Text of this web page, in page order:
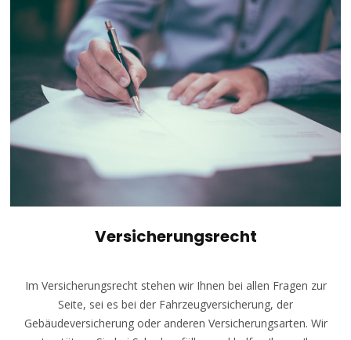
Versicherungsrecht
Im Versicherungsrecht stehen wir Ihnen bei allen Fragen zur
Seite, sei es bei der Fahrzeugversicherung, der
Gebäudeversicherung oder anderen Versicherungsarten. Wir